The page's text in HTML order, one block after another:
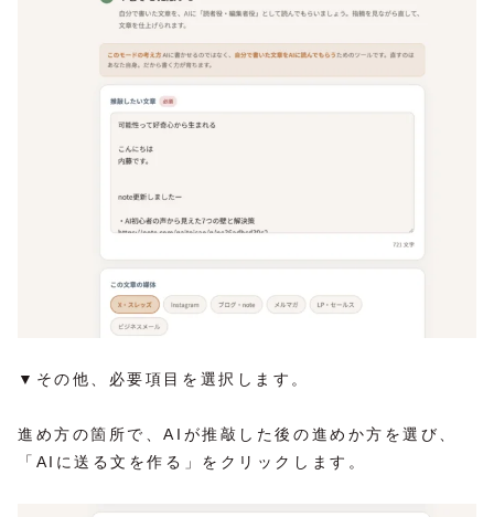
▼その他、必要項目を選択します。
進め方の箇所で、AIが推敲した後の進めか方を選び、
「AIに送る文を作る」をクリックします。